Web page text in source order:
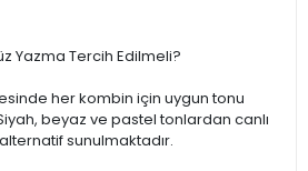
Yazma Tercih Edilmeli?
her kombin için uygun tonu
beyaz ve pastel tonlardan canlı
sunulmaktadır.